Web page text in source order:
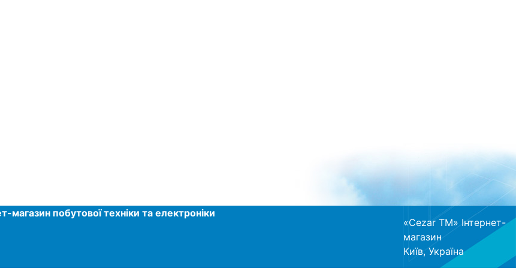
магазин побутової техніки та електроніки
«Cezar TM» Інтернет-
магазин
Київ, Україна